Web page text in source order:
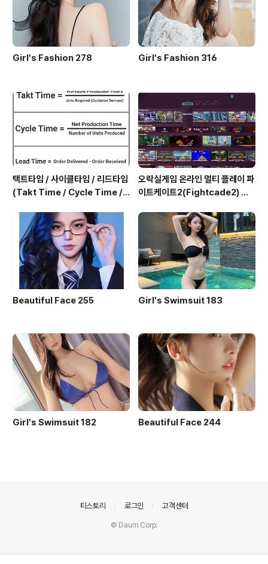
Girl's Fashion 278 Girl's Fashion 316
택트타임 / 사이클타임 / 리드타임
(Takt Time / Cycle Time / L
오락실게임 온라인 멀티 플레이 파
이트케이트2(Fightcade2) 설
Beautiful Face 255 Girl's Swimsuit 183
Girl's Swimsuit 182 Beautiful Face 244
티스토리 로그인 고객센터
© Daum Corp.